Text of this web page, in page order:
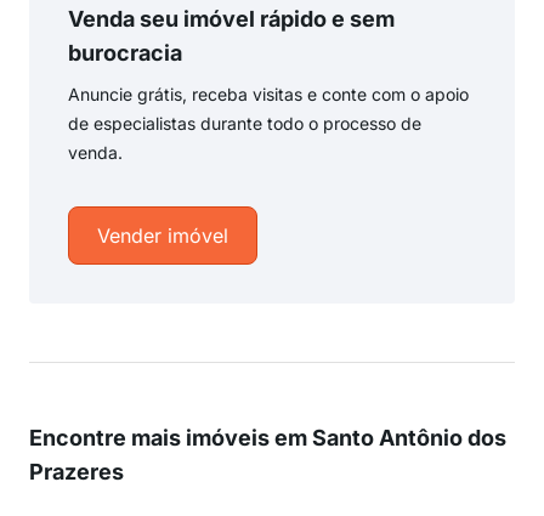
Venda seu imóvel rápido e sem
burocracia
Anuncie grátis, receba visitas e conte com o apoio
de especialistas durante todo o processo de
venda.
Vender imóvel
Encontre mais imóveis em Santo Antônio dos
Prazeres